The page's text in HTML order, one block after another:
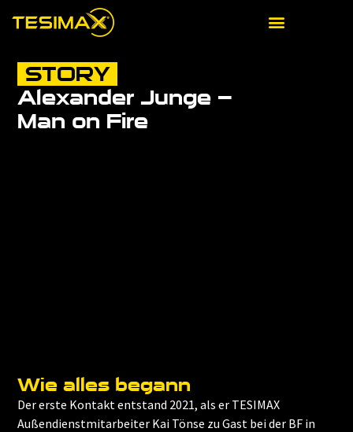
STORY
Alexander Junge –
Man on Fire
Wie alles begann
Der erste Kontakt entstand 2021, als er TESIMAX
Außendienstmitarbeiter Kai Tönse zu Gast bei der BF in